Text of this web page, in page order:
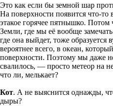
Это как если бы земной шар
На поверхности появится что-
этакое горячее пятнышко. Потом
Земли, где мы её вообще
где она выйдет, тоже образуется
вероятнее всего, в океан,
поверхности. Поэтому мы даже
свалилось, — просто метеор на
что ли, мелькает?
Кот. А не выяснится однажды,
дыры?